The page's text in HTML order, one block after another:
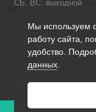
Мы используем
работу сайта,
удобство.
данных
СБ, ВС: выходной
Мы в сети